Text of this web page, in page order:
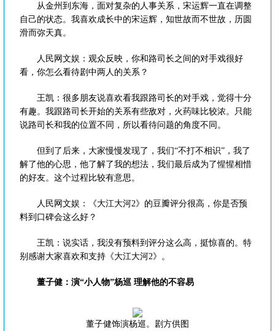
从金州到东海，面对复杂的人事关系，宋运辉一直在调整
自己的状态。我喜欢成长中的宋运辉，知世故而不世故，历圆
滑而弥天真。
人民网文娱：观众反映，你和路司长之间的对手戏很好
看，你怎么看待剧中两人的关系？
王凯：很多朋友说喜欢看我跟路司长的对手戏，觉得十分
有趣。我跟路司长开始的关系有些敌对，火药味比较浓。只能
说路司长和我的位置不同，所以看待问题的角度不同。
但到了后来，大家慢慢发现了，我们“不打不相识”，我了
解了他的心思，他了解了我的想法，我们最后成为了惺惺相惜
的好友。这个过程比较有意思。
人民网文娱：《大江大河2》的豆瓣评分很高，你是否预
料到口碑会这么好？
王凯：说实话，我没有预料到评分这么高，挺惊喜的。特
别感谢大家喜欢和支持《大江大河2》。
董子健：演“小人物”杨巡 理解他的不容易
董子健饰演杨巡。剧方供图